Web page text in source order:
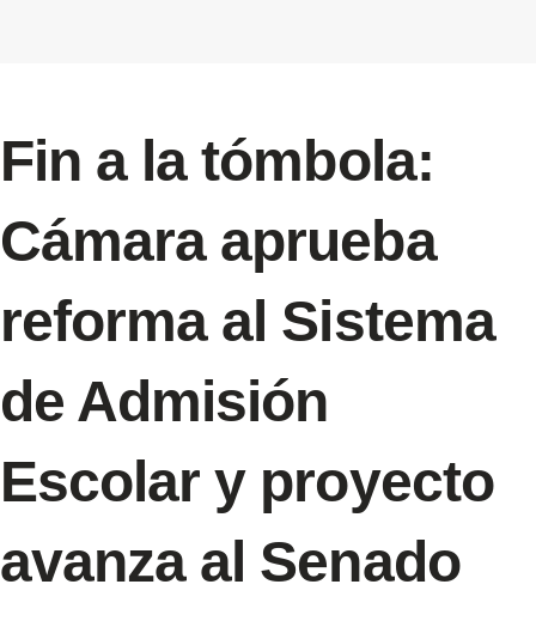
Fin a la tómbola:
Cámara aprueba
reforma al Sistema
de Admisión
Escolar y proyecto
avanza al Senado